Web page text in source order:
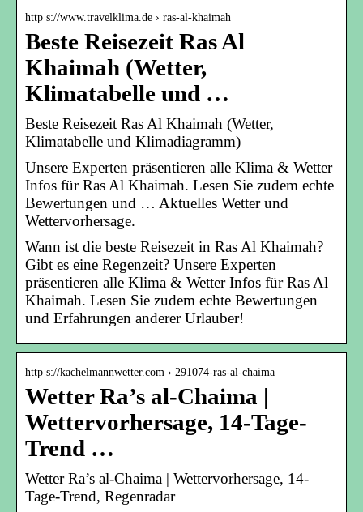
http s://www.travelklima.de › ras-al-khaimah
Beste Reisezeit Ras Al
Khaimah (Wetter,
Klimatabelle und …
Beste Reisezeit Ras Al Khaimah (Wetter,
Klimatabelle und Klimadiagramm)
Unsere Experten präsentieren alle Klima & Wetter
Infos für Ras Al Khaimah. Lesen Sie zudem echte
Bewertungen und … Aktuelles Wetter und
Wettervorhersage.
Wann ist die beste Reisezeit in Ras Al Khaimah?
Gibt es eine Regenzeit? Unsere Experten
präsentieren alle Klima & Wetter Infos für Ras Al
Khaimah. Lesen Sie zudem echte Bewertungen
und Erfahrungen anderer Urlauber!
http s://kachelmannwetter.com › 291074-ras-al-chaima
Wetter Ra’s al-Chaima |
Wettervorhersage, 14-Tage-
Trend …
Wetter Ra’s al-Chaima | Wettervorhersage, 14-
Tage-Trend, Regenradar